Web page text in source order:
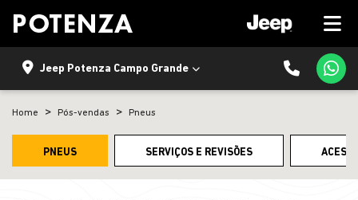
Jeep Potenza Campo Grande
Home Pós-vendas Pneus
SERVIÇOS E REVISÕES
PNEUS